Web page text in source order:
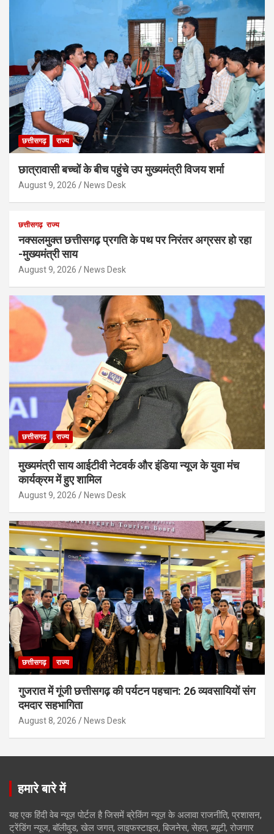
छत्तीसगढ़ राज्य
छात्रावासी बच्चों के बीच पहुंचे उप मुख्यमंत्री विजय शर्मा
August 9, 2026 News Desk
छत्तीसगढ़ राज्य
नक्सलमुक्त छत्तीसगढ़ प्रगति के पथ पर निरंतर अग्रसर हो रहा
-मुख्यमंत्री साय
August 9, 2026 News Desk
छत्तीसगढ़ राज्य
मुख्यमंत्री साय आईटीवी नेटवर्क और इंडिया न्यूज के युवा मंच
कार्यक्रम में हुए शामिल
August 9, 2026 News Desk
छत्तीसगढ़ राज्य
गुजरात में गूंजी छत्तीसगढ़ की पर्यटन पहचान: 26 व्यवसायियों संग
दमदार सहभागिता
August 8, 2026 News Desk
हमारे बारे में
यह एक हिंदी वेब न्यूज़ पोर्टल है जिसमें ब्रेकिंग न्यूज़ के अलावा राजनीति, प्रशासन,
ट्रेंडिंग न्यूज, बॉलीवुड, खेल जगत, लाइफस्टाइल, बिजनेस, सेहत, ब्यूटी, रोजगार